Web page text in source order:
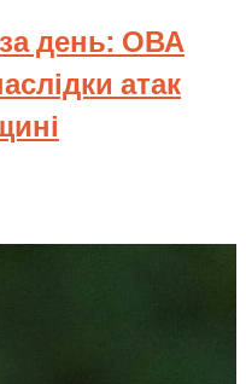
за день: ОВА
атак